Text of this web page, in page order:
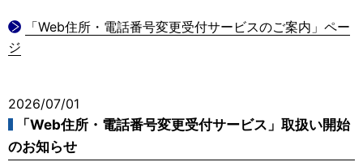
「Web住所・電話番号変更受付サービスのご案内」ペー
ジ
2026/07/01
「Web住所・電話番号変更受付サービス」取扱い開始
のお知らせ